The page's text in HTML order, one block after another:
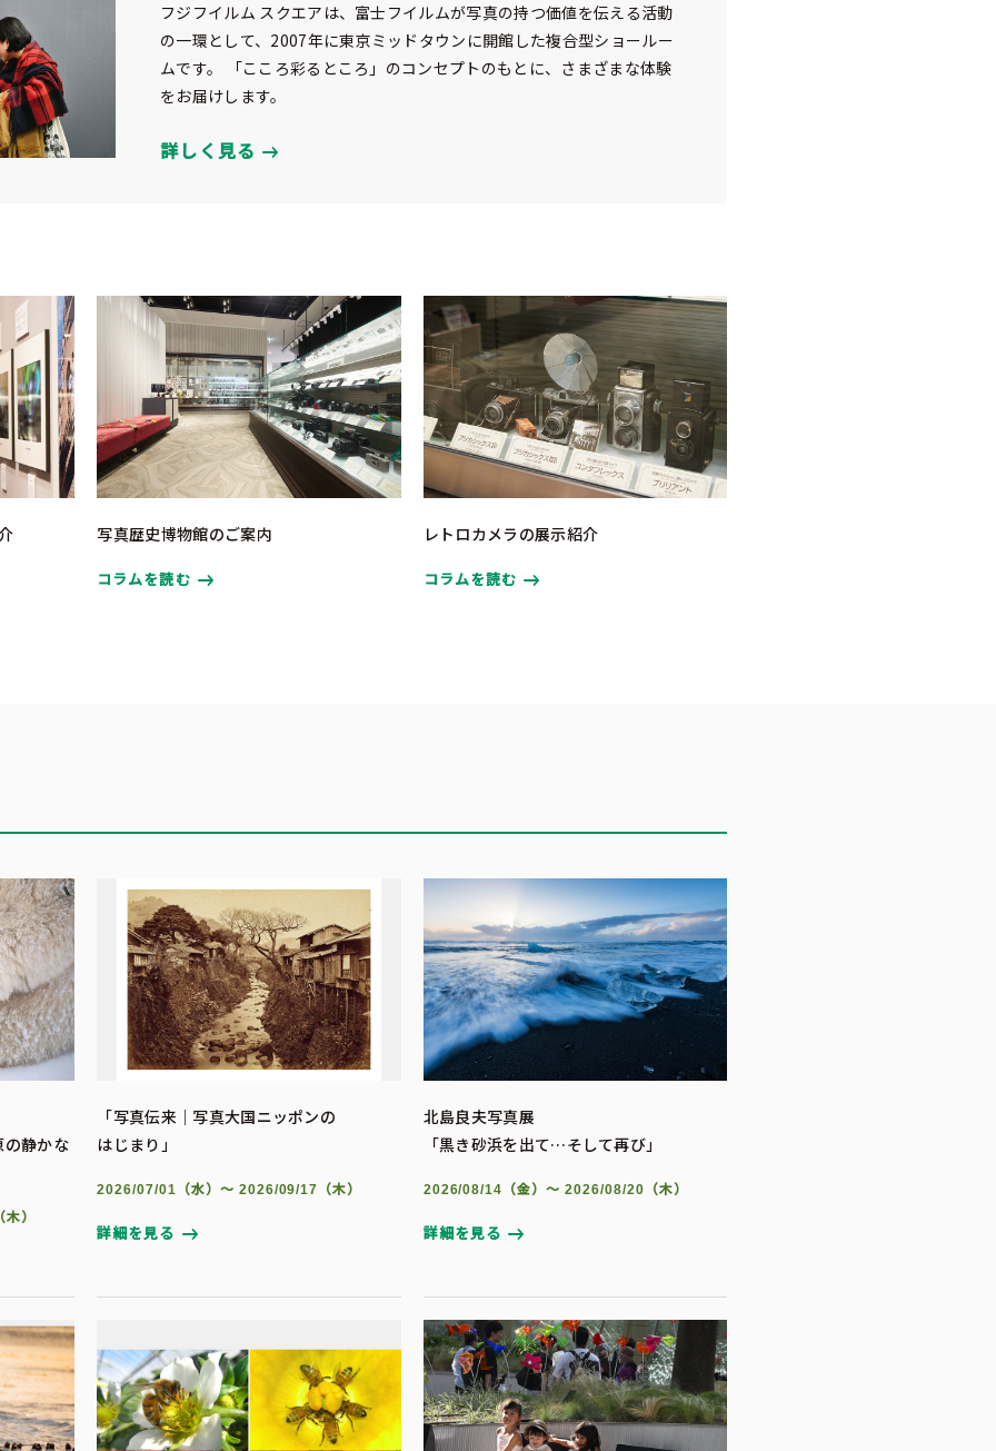
フジフイルム スクエアは、富士フイルムが写真の持つ価値を伝える活動
の一環として、2007年に東京ミッドタウンに開館した複合型ショールー
ムです。 「こころ彩るところ」のコンセプトのもとに、さまざまな体験
をお届けします。
詳しく見る
写真歴史博物館のご案内
コラムを読む
レトロカメラの展示紹介
コラムを読む
の静かな
）
「写真伝来｜写真大国ニッポンの
はじまり」
2026/07/01（水）～ 2026/09/17（木）
詳細を見る
北島良夫写真展
「黒き砂浜を出て…そして再び」
2026/08/14（金）～ 2026/08/20（木）
詳細を見る